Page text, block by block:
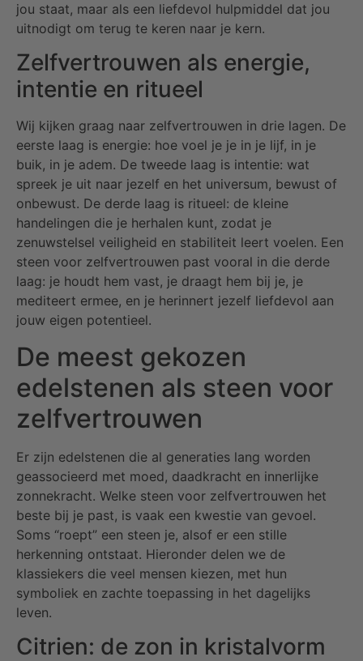
jou staat, maar als een liefdevol hulpmiddel dat jou
uitnodigt om terug te keren naar je kern.
Zelfvertrouwen als energie,
intentie en ritueel
Wij kijken graag naar zelfvertrouwen in drie lagen. De
eerste laag is energie: hoe voel je je in je lijf, in je
buik, in je adem. De tweede laag is intentie: wat
spreek je uit naar jezelf en het universum, bewust of
onbewust. De derde laag is ritueel: de kleine
handelingen die je herhalen kunt, zodat je
zenuwstelsel veiligheid en stabiliteit leert voelen. Een
steen voor zelfvertrouwen past vooral in die derde
laag: je houdt hem vast, je draagt hem bij je, je
mediteert ermee, en je herinnert jezelf liefdevol aan
jouw eigen potentieel.
De meest gekozen
edelstenen als steen voor
zelfvertrouwen
Er zijn edelstenen die al generaties lang worden
geassocieerd met moed, daadkracht en innerlijke
zonnekracht. Welke steen voor zelfvertrouwen het
beste bij je past, is vaak een kwestie van gevoel.
Soms “roept” een steen je, alsof er een stille
herkenning ontstaat. Hieronder delen we de
klassiekers die veel mensen kiezen, met hun
symboliek en zachte toepassing in het dagelijks
leven.
Citrien: de zon in kristalvorm